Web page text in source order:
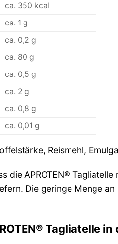
ca. 350 kcal
ca. 1 g
ca. 0,2 g
ca. 80 g
ca. 0,5 g
ca. 2 g
ca. 0,8 g
ca. 0,01 g
Reismehl,
die APROTEN®
Die geringe Menge
Tagliatelle in